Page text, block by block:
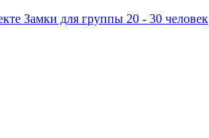
Замки для группы 20 - 30 человек